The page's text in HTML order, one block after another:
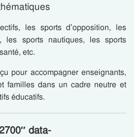
les sports d’opposition, les
les sports nautiques, les sports
etc.
pour accompagner enseignants,
familles dans un cadre neutre et
éducatifs.
data-